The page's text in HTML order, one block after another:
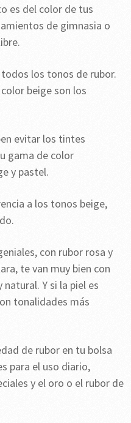
es del color de tus
de gimnasia o
los tonos de rubor.
beige son los
evitar los tintes
gama de color
y pastel.
a los tonos beige,
con rubor rosa y
te van muy bien con
Y si la piel es
tonalidades más
de rubor en tu bolsa
para el uso diario,
y el oro o el rubor de